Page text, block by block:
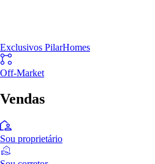
Exclusivos PilarHomes
Off-Market
Vendas
Sou proprietário